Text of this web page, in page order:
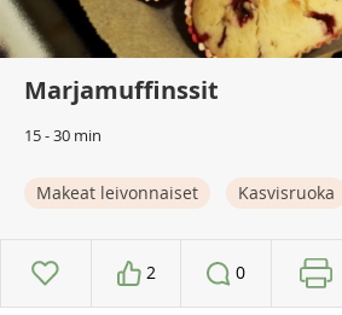
Marjamuffinssit
15 - 30 min
Makeat leivonnaiset Kasvisruoka
2 0